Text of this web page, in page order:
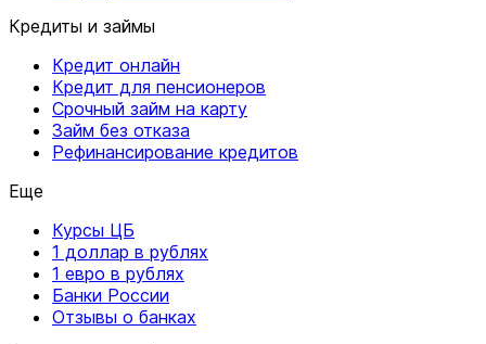
Кредиты и займы
Кредит онлайн
Кредит для пенсионеров
Срочный займ на карту
Займ без отказа
Рефинансирование кредитов
Еще
Курсы ЦБ
1 доллар в рублях
1 евро в рублях
Банки России
Отзывы о банках